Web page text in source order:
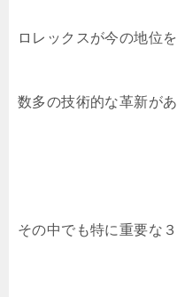
ロレックスが今の地位
数多の技術的な革新があ
その中でも特に重要な